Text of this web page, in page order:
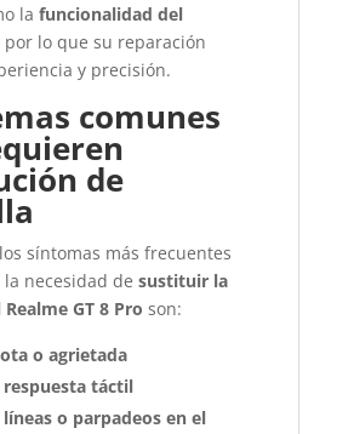
la funcionalidad del
por lo que su reparación
y precisión.
comunes
de
síntomas más frecuentes
necesidad de sustituir la
GT 8 Pro son:
o agrietada
respuesta táctil
líneas o parpadeos en el